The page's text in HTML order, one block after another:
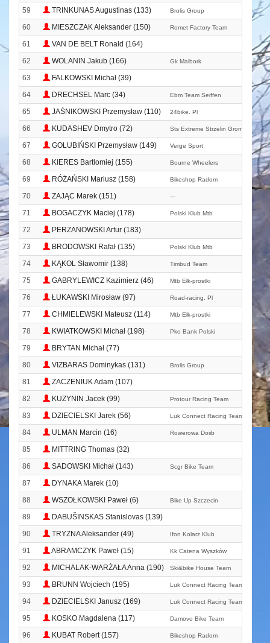
59
TRINKUNAS Augustinas (133) Brolis Group
60 MIESZCZAK Aleksander (150) Romet Factory Team
61
VAN DE BELT Ronald (164)
62
WOLANIN Jakub (166) Gk Malbork
63
FALKOWSKI Michał (39)
64
DRECHSEL Marc (34) Ebm Team Seiffen
65 JAŚNIKOWSKI Przemysław (110) 24bike. Pl
66 KUDASHEV Dmytro (72) Sts Extreme Strzelin Grom - Bike
67 GOLUBIŃSKI Przemysław (149) Verge Sport
68 KIERES Bartlomiej (155) Bourne Wheelers
69 RÓŻAŃSKI Mariusz (158) Bikeshop Radom
70 ZAJĄC Marek (151) ---
71 BOGACZYK Maciej (178) Polski Klub Mtb
72
PERZANOWSKI Artur (183)
73
BRODOWSKI Rafał (135) Polski Klub Mtb
74 KĄKOL Sławomir (138) Timbud Team
75 GABRYLEWICZ Kazimierz (46) Mtb Ełk-prostki
76 ŁUKAWSKI Mirosław (97) Road-racing. Pl
77 CHMIELEWSKI Mateusz (114) Mtb Ełk-prostki
78 KWIATKOWSKI Michał (198) Pko Bank Polski
79
BRYTAN Michał (77)
80
VIZBARAS Dominykas (131) Brolis Group
81
ZACZENIUK Adam (107)
82
KUZYNIN Jacek (99) Protour Racing Team
83 DZIECIELSKI Jarek (56) Luk Connect Racing Team
84 ULMAN Marcin (16) Rowerowa Doiib
85
MITTRING Thomas (32)
86
SADOWSKI Michał (143) Scgr Bike Team
87
DYNAKA Marek (10)
88
WSZOŁKOWSKI Paweł (6) Bike Up Szczecin
89
DABUŠINSKAS Stanislovas (139)
90
TRYZNA Aleksander (49) Ifon Kolarz Klub
91 ABRAMCZYK Paweł (15) Kk Catena Wyszków
92 MICHALAK-WARŻAŁA Anna (190) Ski&bike House Team
93 BRUNN Wojciech (195) Luk Connect Racing Team
94 DZIECIELSKI Janusz (169) Luk Connect Racing Team
95 KOSKO Magdalena (117) Damovo Bike Team
96 KUBAT Robert (157) Bikeshop Radom